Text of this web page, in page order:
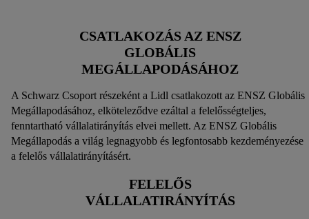
CSATLAKOZÁS AZ ENSZ
GLOBÁLIS
MEGÁLLAPODÁSÁHOZ
A Schwarz Csoport részeként a Lidl csatlakozott az ENSZ Globális
Megállapodásához, elköteleződve ezáltal a felelősségteljes,
fenntartható vállalatirányítás elvei mellett. Az ENSZ Globális
Megállapodás a világ legnagyobb és legfontosabb kezdeményezése
a felelős vállalatirányításért.
FELELŐS
VÁLLALATIRÁNYÍTÁS